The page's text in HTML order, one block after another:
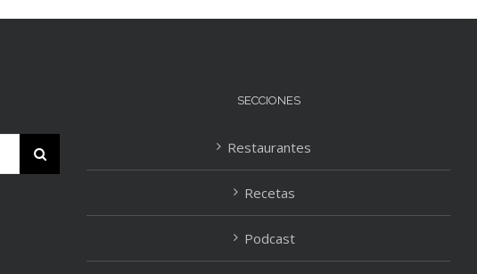
SECCIONES
Restaurantes
Recetas
Podcast